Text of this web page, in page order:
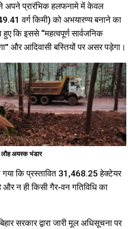
अपने प्रारंभिक हलफनामे में केवल
वर्ग किमी) को अभयारण्य बनाने का
कि इससे “महत्वपूर्ण सार्वजनिक
और आदिवासी बस्तियों पर असर पड़ेगा।
अयस्क भंडार
गया कि प्रस्तावित 31,468.25 हेक्टेयर
और न ही किसी गैर-वन गतिविधि का
सरकार द्वारा जारी मूल अधिसूचना पर